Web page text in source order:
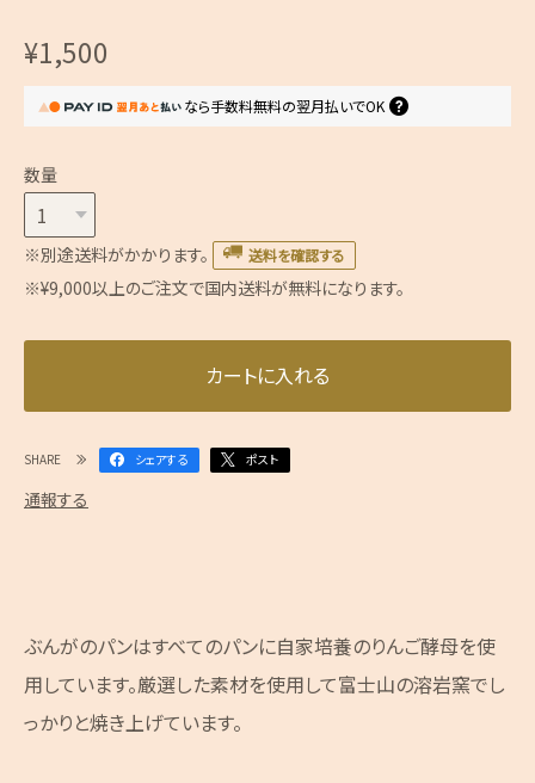
¥1,500
なら手数料無料の翌月払いでOK
数量
※別途送料がかかります。 送料を確認する
※¥9,000以上のご注文で国内送料が無料になります。
カートに入れる
SHARE シェアする ポスト
通報する
ぶんがのパンはすべてのパンに自家培養のりんご酵母を使
用しています。厳選した素材を使用して富士山の溶岩窯でし
っかりと焼き上げています。